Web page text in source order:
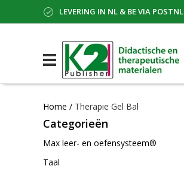
LEVERING IN NL & BE VIA POSTNL
Home / Therapie Gel Bal
Categorieën
Max leer- en oefensysteem®
Taal